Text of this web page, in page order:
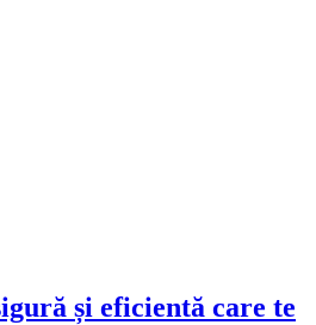
și eficientă care te